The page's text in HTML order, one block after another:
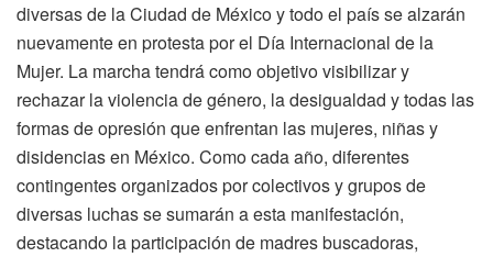
diversas de la Ciudad de México y todo el país se alzarán
nuevamente en protesta por el Día Internacional de la
Mujer. La marcha tendrá como objetivo visibilizar y
rechazar la violencia de género, la desigualdad y todas las
formas de opresión que enfrentan las mujeres, niñas y
disidencias en México. Como cada año, diferentes
contingentes organizados por colectivos y grupos de
diversas luchas se sumarán a esta manifestación,
destacando la participación de madres buscadoras,